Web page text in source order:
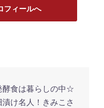
フィールへ
酵食は暮らしの中☆
漬け名人！きみこさ